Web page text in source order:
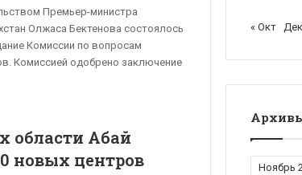
Премьер-министра
Олжаса Бектенова состоялось
Комиссии по вопросам
Комиссией одобрено заключение
области Абай
новых центров
« Окт
Архивы